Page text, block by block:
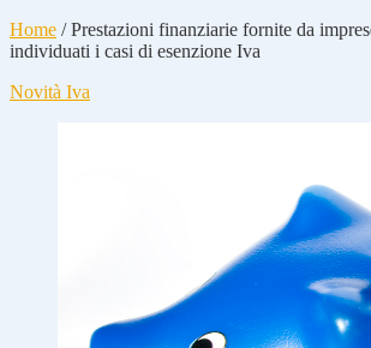
Home /Prestazioni finanziarie fornite da
individuati i casi di esenzione Iva
Novità Iva